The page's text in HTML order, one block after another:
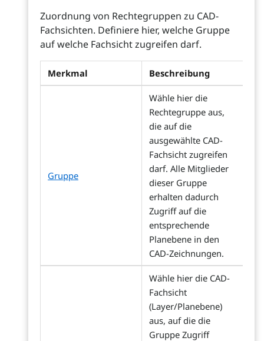
Zuordnung von Rechtegruppen zu CAD-
Fachsichten. Definiere hier, welche Gruppe
auf welche Fachsicht zugreifen darf.
Merkmal Beschreibung
Gruppe
Wähle hier die
Rechtegruppe aus,
die auf die
ausgewählte CAD-
Fachsicht zugreifen
darf. Alle Mitglieder
dieser Gruppe
erhalten dadurch
Zugriff auf die
entsprechende
Planebene in den
CAD-Zeichnungen.
Wähle hier die CAD-
Fachsicht
(Layer/Planebene)
aus, auf die die
Gruppe Zugriff